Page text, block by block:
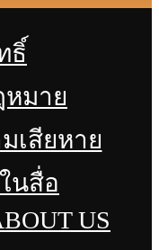
ธิ์
มาย
เสียหาย
นสื่อ
US